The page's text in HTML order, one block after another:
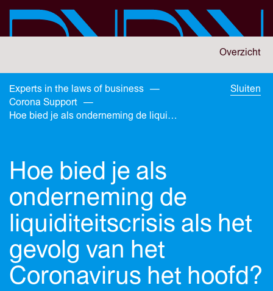
Overzicht
You
are
here:
Experts in the laws of business —
Corona Support —
Hoe bied je als onderneming de liquiditeitscrisis als het gevolg van het Coronavirus het hoofd?
Sluiten
Hoe bied je als
onderneming de
liquiditeitscrisis als het
gevolg van het
Coronavirus het hoofd?